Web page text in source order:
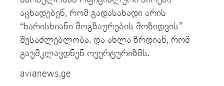
აცხადებენ, რომ გადასახადი არის
“ხარისხიანი მოგზაურების მოზიდვის”
შესაძლებლობა. და ახლა ზრდიან, რომ
გაუმკლავდნენ ოვერტურიზმს.
avianews.ge